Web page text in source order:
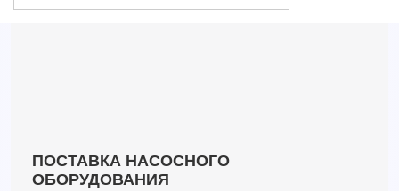
ПОСТАВКА НАСОСНОГО
ОБОРУДОВАНИЯ